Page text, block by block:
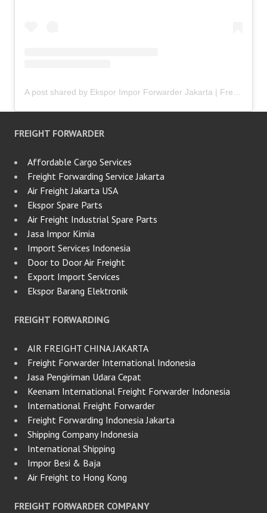
FREIGHT FORWARDER
Affordable Cargo Services
Freight Forwarding Service Jakarta
Air Freight Jakarta USA
Ekspor Spare Parts
Air Freight Industrial Spare Parts
Jasa Impor Kimia
Import Services Indonesia
Door to Door Air Freight
Export Import Services
Ekspor Barang Elektronik
FREIGHT FORWARDING
AIR FREIGHT CHINA JAKARTA
Freight Forwarder International Indonesia
Jasa Pengiriman Udara Cepat
Keenam International Freight Forwarder Indonesia
International Freight Forwarder
Freight Forwarding Indonesia Jakarta
Shipping Company Indonesia
International Shipping
Impor Besi & Baja
Air Freight to Hong Kong
FREIGHT FORWARDER COMPANY